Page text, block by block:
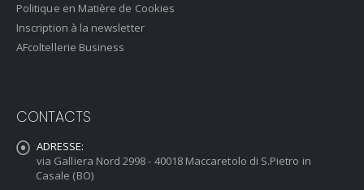
Politique en Matière de Cookies
Inscription à la newsletter
AFcoltellerie Business
CONTACTS
ADRESSE:
via Galliera Nord 2998 - 40018 Maccaretolo di S.Pietro in
Casale (BO)